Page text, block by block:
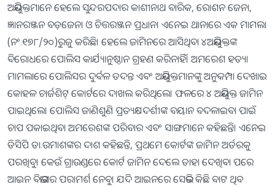
ଅଭିଯୁକ୍ତମାନେ ହେଲେ ସୁନ୍ଦରପଦାର କାଶୀନାଥ ବାରିକ, ରୋଶନ ଜେନା,
ଜ୍ଞାନରଞ୍ଜନ ବଡ଼ଜେନା ଓ ଚିତ୍ତରଞ୍ଜନ ପ୍ରଧାନ। ଏନେଇ ଥାନାରେ ଏକ ମାମଲା
(ନଂ.୧୭୮/୨୦)ରୁଜୁ କରିଛି। ହେଲେ ଜାମିନରେ ଆସିଥିବା ୪ଅଭିଯୁକ୍ତଙ୍କ
ବିରୋଧରେ ପୋଲିସ କାର୍ଯ୍ୟାନୁଷ୍ଠାନ ଗ୍ରହଣ କରିନାହିଁ। ଅମରେଶ ହତ୍ୟା
ମାମଲାରେ ପୋଲିସର ଦୁର୍ବଳ ତଦନ୍ତ ଏବଂ ଅଭିଯୁକ୍ତମାନଙ୍କୁ ଅନୁକମ୍ପା ଦେଖାଇ
କୋହଳ ଚାର୍ଜଶିଟ୍‌ କୋର୍ଟରେ ଦାଖଲ କରିଥିଲେ। ଫଳରେ ୪ ଅଭିଯୁକ୍ତ ଜାମିନ
ପାଇଥିଲେ। ପୋଲିସ ଜାଣିଶୁଣି ପ୍ରତ୍ୟକ୍ଷଦର୍ଶୀଙ୍କ ବୟାନ ବଦଳାଇବା ପାଇଁ
ଚାପ ପକାଇଥିବା ଅମରେଶଙ୍କ ପରିବାର ଏବଂ ସାଙ୍ଗମାନେ କହିଛନ୍ତି। ଏନେଇ
ଡିସିପି ଡା.ଉମାଶଙ୍କର ଦାଶ କହିଛନ୍ତି, ପ୍ରଥମେ କୋର୍ଟଙ୍କ ଜାମିନ ଅର୍ଡରକୁ
ପରଖିବୁ। କେଉଁ ଗ୍ରାଉଣ୍ଡରେ କୋର୍ଟ ଜାମିନ ଦେଲେ ତାହା ଦେଖିବା ପରେ
ଆଇନ ବିଭାଗର ପରାମର୍ଶ ନେବୁ। ଯଦି ଆଇନରେ ସେଭଳି କିଛି ବାଟ ଥିବ